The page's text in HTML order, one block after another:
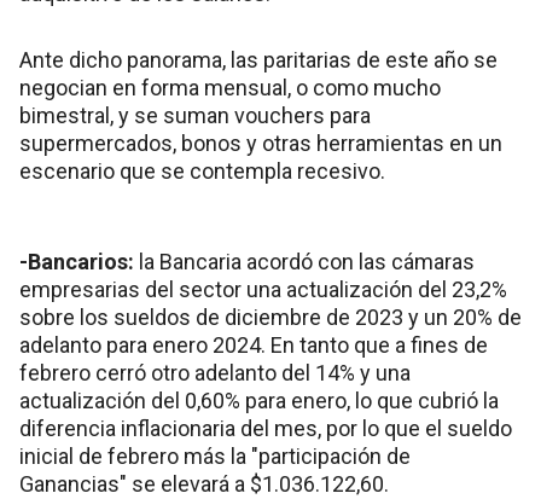
Ante dicho panorama, las paritarias de este año se
negocian en forma mensual, o como mucho
bimestral, y se suman vouchers para
supermercados, bonos y otras herramientas en un
escenario que se contempla recesivo.
-Bancarios: la Bancaria acordó con las cámaras
empresarias del sector una actualización del 23,2%
sobre los sueldos de diciembre de 2023 y un 20% de
adelanto para enero 2024. En tanto que a fines de
febrero cerró otro adelanto del 14% y una
actualización del 0,60% para enero, lo que cubrió la
diferencia inflacionaria del mes, por lo que el sueldo
inicial de febrero más la "participación de
Ganancias" se elevará a $1.036.122,60.